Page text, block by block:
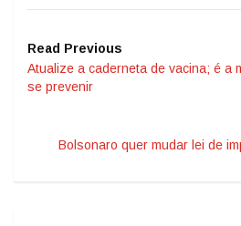
Read Previous
Atualize a caderneta de vacina; é a
se prevenir
Bolsonaro quer mudar lei de